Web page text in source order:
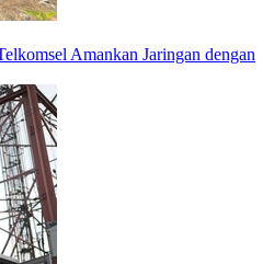
Amankan Jaringan dengan